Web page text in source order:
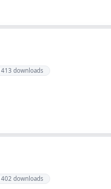
413 downloads
402 downloads